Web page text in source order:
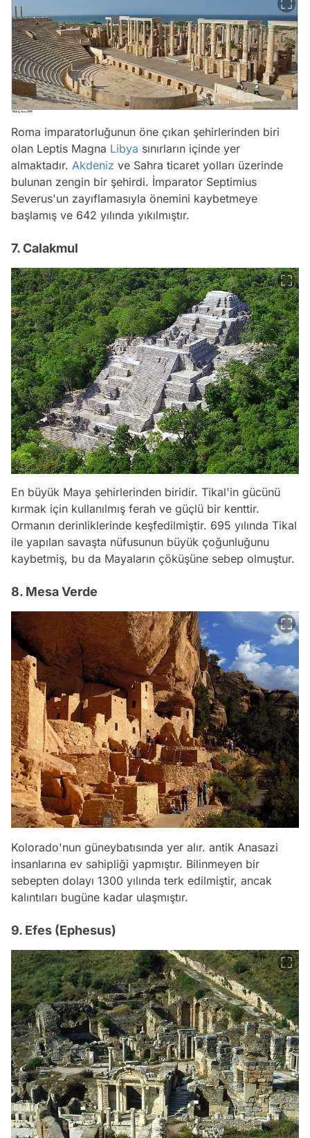
Roma imparatorluğunun öne çıkan şehirlerinden biri
olan Leptis Magna Libya sınırların içinde yer
almaktadır. Akdeniz ve Sahra ticaret yolları üzerinde
bulunan zengin bir şehirdi. İmparator Septimius
Severus'un zayıflamasıyla önemini kaybetmeye
başlamış ve 642 yılında yıkılmıştır.
7. Calakmul
En büyük Maya şehirlerinden biridir. Tikal'in gücünü
kırmak için kullanılmış ferah ve güçlü bir kenttir.
Ormanın derinliklerinde keşfedilmiştir. 695 yılında Tikal
ile yapılan savaşta nüfusunun büyük çoğunluğunu
kaybetmiş, bu da Mayaların çöküşüne sebep olmuştur.
8. Mesa Verde
Kolorado'nun güneybatısında yer alır. antik Anasazi
insanlarına ev sahipliği yapmıştır. Bilinmeyen bir
sebepten dolayı 1300 yılında terk edilmiştir, ancak
kalıntıları bugüne kadar ulaşmıştır.
9. Efes (Ephesus)